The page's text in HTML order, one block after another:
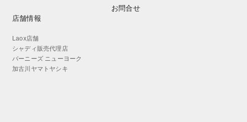
店舗情報
Laox店舗
シャディ販売代理店
バーニーズ ニューヨーク
加古川ヤマトヤシキ
お問合せ